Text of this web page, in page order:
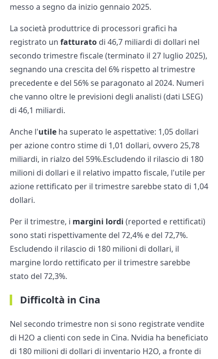
messo a segno da inizio gennaio 2025.
La società produttrice di processori grafici ha
registrato un fatturato di 46,7 miliardi di dollari nel
secondo trimestre fiscale (terminato il 27 luglio 2025),
segnando una crescita del 6% rispetto al trimestre
precedente e del 56% se paragonato al 2024. Numeri
che vanno oltre le previsioni degli analisti (dati LSEG)
di 46,1 miliardi.
Anche l'utile ha superato le aspettative: 1,05 dollari
per azione contro stime di 1,01 dollari, ovvero 25,78
miliardi, in rialzo del 59%.Escludendo il rilascio di 180
milioni di dollari e il relativo impatto fiscale, l'utile per
azione rettificato per il trimestre sarebbe stato di 1,04
dollari.
Per il trimestre, i margini lordi (reported e rettificati)
sono stati rispettivamente del 72,4% e del 72,7%.
Escludendo il rilascio di 180 milioni di dollari, il
margine lordo rettificato per il trimestre sarebbe
stato del 72,3%.
Difficoltà in Cina
Nel secondo trimestre non si sono registrate vendite
di H2O a clienti con sede in Cina. Nvidia ha beneficiato
di 180 milioni di dollari di inventario H2O, a fronte di